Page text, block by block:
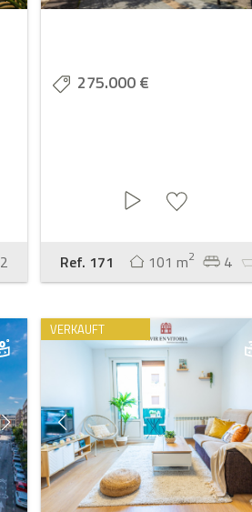
2
275.000 €
Ref. 171 101 m2 4
VERKAUFT